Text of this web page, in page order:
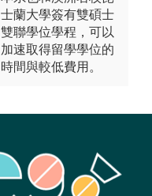
士蘭大學簽有雙碩士
雙聯學位學程，可以
加速取得留學學位的
時間與較低費用。